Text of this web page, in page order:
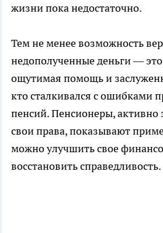
жизни пока недостаточно.
Тем не менее возможность
недополученные деньги —
ощутимая помощь и
кто сталкивался с ошибками
пенсий. Пенсионеры,
свои права, показывают
можно улучшить свое
восстановить справедливость.